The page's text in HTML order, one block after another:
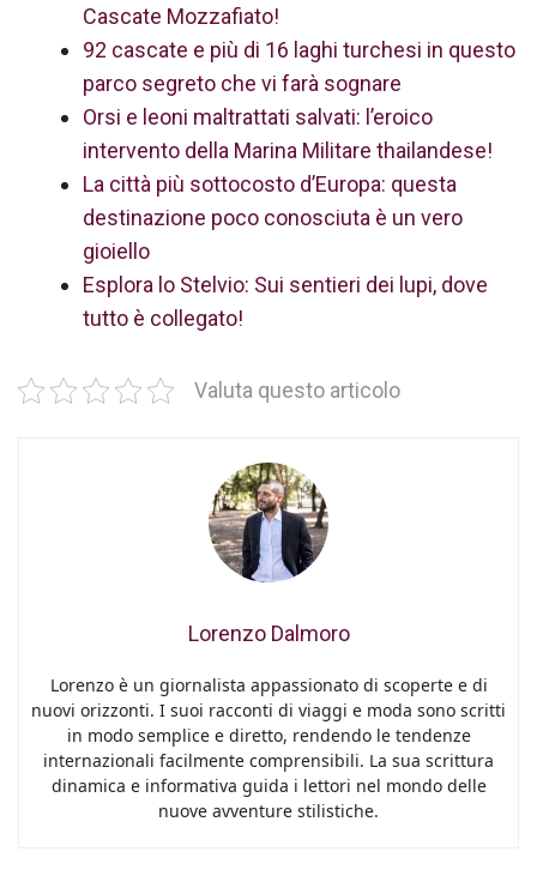
Cascate Mozzafiato!
92 cascate e più di 16 laghi turchesi in questo
parco segreto che vi farà sognare
Orsi e leoni maltrattati salvati: l’eroico
intervento della Marina Militare thailandese!
La città più sottocosto d’Europa: questa
destinazione poco conosciuta è un vero
gioiello
Esplora lo Stelvio: Sui sentieri dei lupi, dove
tutto è collegato!
Valuta questo articolo
Lorenzo Dalmoro
Lorenzo è un giornalista appassionato di scoperte e di
nuovi orizzonti. I suoi racconti di viaggi e moda sono scritti
in modo semplice e diretto, rendendo le tendenze
internazionali facilmente comprensibili. La sua scrittura
dinamica e informativa guida i lettori nel mondo delle
nuove avventure stilistiche.